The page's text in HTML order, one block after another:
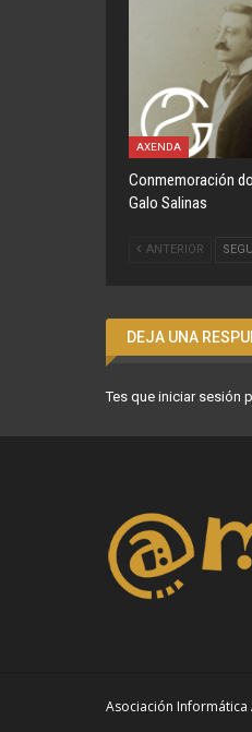
AXENDA
Conmemoración
Galo Salinas
ANTERIOR
DEJA UNA
Tes que iniciar sesión
Asociación